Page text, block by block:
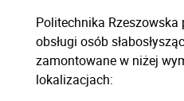
Politechnika
obsługi osób
zamontowane w niżej
lokalizacjach: